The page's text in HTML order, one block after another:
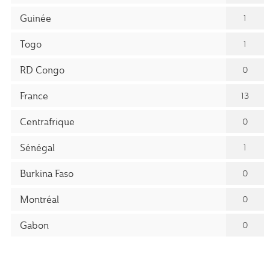
Guinée 1
Togo 1
RD Congo 0
France 13
Centrafrique 0
Sénégal 1
Burkina Faso 0
Montréal 0
Gabon 0